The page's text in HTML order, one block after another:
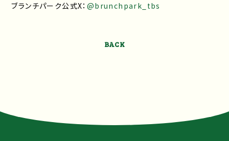
ブランチパーク公式X： @brunchpark_tbs
BACK